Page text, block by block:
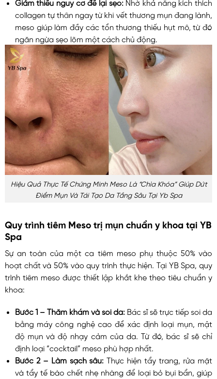
Giảm thiểu nguy cơ để lại sẹo: Nhờ khả năng kích thích
collagen tự thân ngay từ khi vết thương mụn đang lành,
meso giúp làm đầy các tổn thương thiếu hụt mô, từ đó
ngăn ngừa sẹo lõm một cách chủ động.
Hiệu Quả Thực Tế Chứng Minh Meso Là “chìa Khóa” Giúp Dứt
Điểm Mụn Và Tái Tạo Da Tầng Sâu Tại Yb Spa
Quy trình tiêm Meso trị mụn chuẩn y khoa tại YB
Spa
Sự an toàn của một ca tiêm meso phụ thuộc 50% vào
hoạt chất và 50% vào quy trình thực hiện. Tại YB Spa, quy
trình tiêm meso được thiết lập khắt khe theo tiêu chuẩn y
khoa:
Bước 1 – Thăm khám và soi da: Bác sĩ sẽ trực tiếp soi da
bằng máy công nghệ cao để xác định loại mụn, mật
độ mụn và độ nhạy cảm của da. Từ đó, bác sĩ sẽ chỉ
định loại “cocktail” meso phù hợp nhất.
Bước 2 – Làm sạch sâu:Thực hiện tẩy trang, rửa mặt
và tẩy tế bào chết nhẹ nhàng để loại bỏ bụi bẩn, giúp